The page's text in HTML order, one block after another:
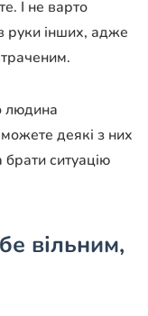
І не варто
руки інших, адже
людина
деякі з них
брати ситуацію
вільним,